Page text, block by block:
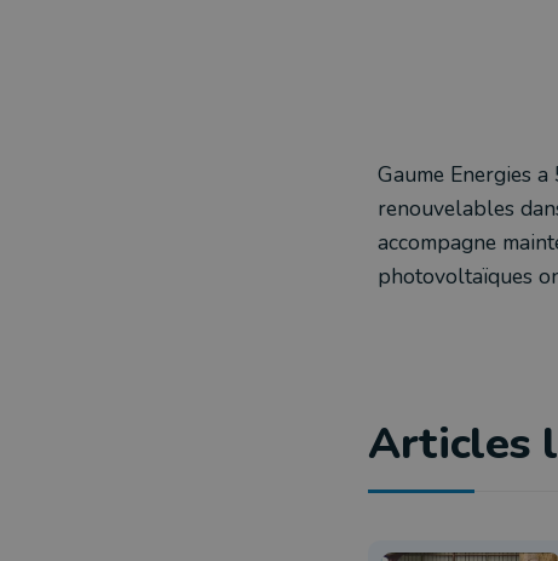
Gaume Energies
renouvelables
accompagne
photovoltaïques
Articles